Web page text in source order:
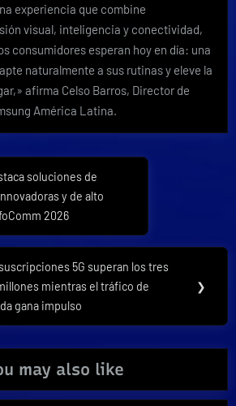
experiencia que combine
visual, inteligencia y conectividad,
consumidores esperan hoy en día: una
naturalmente a sus rutinas y eleve la
afirma Celso Barros, Director de
América Latina.
soluciones de
y de alto
2026
5G superan los tres
mientras el tráfico de
gana impulso
❯
may also like